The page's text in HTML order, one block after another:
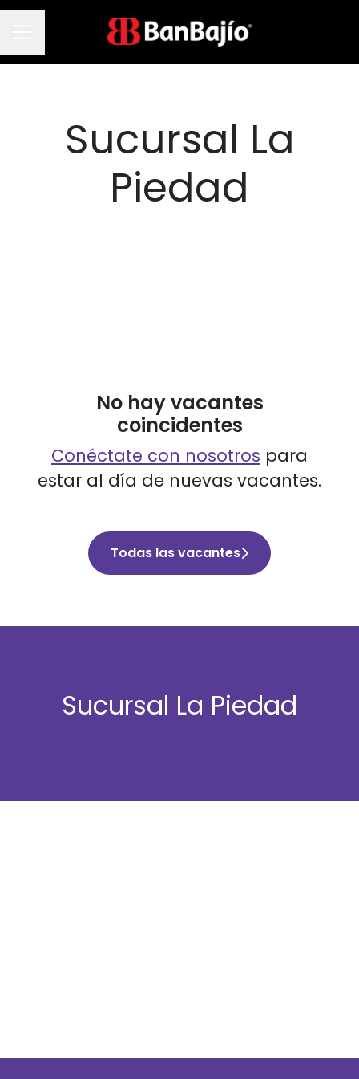
Menú de empleo
Sucursal La
Piedad
No hay vacantes
coincidentes
Conéctate con nosotros para
estar al día de nuevas vacantes.
Todas las vacantes
Sucursal La Piedad